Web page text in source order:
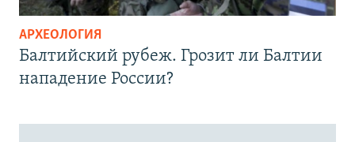
АРХЕОЛОГИЯ
Балтийский рубеж. Грозит ли Балтии
нападение России?